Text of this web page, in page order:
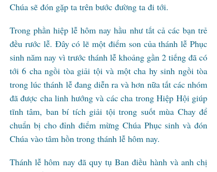
Chúa sẽ đón gặp ta trên bước đường ta đi tới.
Trong phần hiệp lễ hôm nay hầu như tất cả các bạn trẻ
đều rước lễ. Đây có lẽ một điểm son của thánh lễ Phục
sinh năm nay vì trước thánh lễ khoảng gần 2 tiếng đã có
tới 6 cha ngồi tòa giải tội và một cha hy sinh ngồi tòa
trong lúc thánh lễ đang diễn ra và hơn nữa tất các nhóm
đã được cha linh hướng và các cha trong Hiệp Hội giúp
tĩnh tâm, ban bí tích giải tội trong suốt mùa Chay để
chuẩn bị cho đỉnh điểm mừng Chúa Phục sinh và đón
Chúa vào tâm hồn trong thánh lễ hôm nay.
Thánh lễ hôm nay đã quy tụ Ban điều hành và anh chị